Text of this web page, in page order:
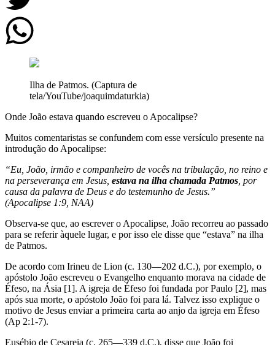
Ilha de Patmos. (Captura de
tela/YouTube/joaquimdaturkia)
Onde João estava quando escreveu o Apocalipse?
Muitos comentaristas se confundem com esse versículo presente na
introdução do Apocalipse:
“Eu, João, irmão e companheiro de vocês na tribulação, no reino e
na perseverança em Jesus, estava na ilha chamada Patmos , por
causa da palavra de Deus e do testemunho de Jesus.”
(Apocalipse 1:9, NAA)
Observa-se que, ao escrever o Apocalipse, João recorreu ao passado
para se referir àquele lugar, e por isso ele disse que “estava” na ilha
de Patmos.
De acordo com Irineu de Lion (c. 130—202 d.C.), por exemplo, o
apóstolo João escreveu o Evangelho enquanto morava na cidade de
Éfeso, na Ásia [1]. A igreja de Éfeso foi fundada por Paulo [2], mas
após sua morte, o apóstolo João foi para lá. Talvez isso explique o
motivo de Jesus enviar a primeira carta ao anjo da igreja em Éfeso
(Ap 2:1-7).
Eusébio de Cesareia (c. 265—339 d.C.), disse que João foi